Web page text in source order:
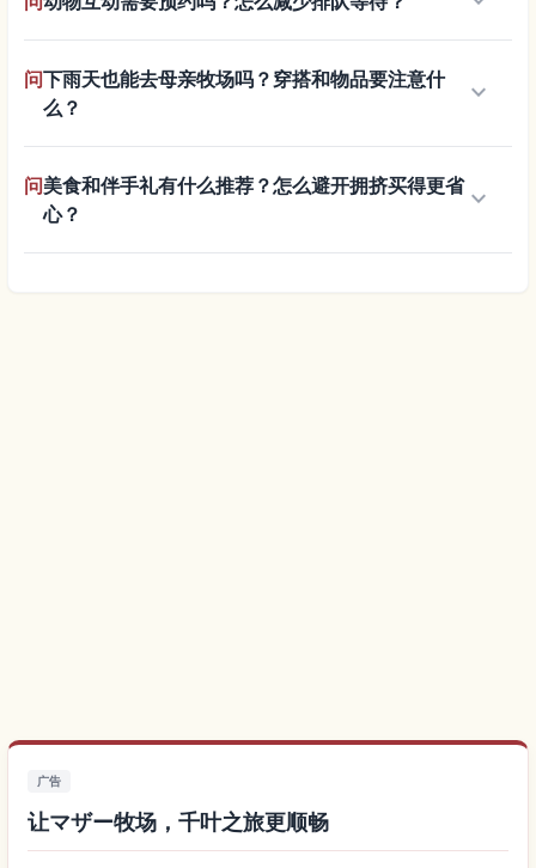
问下雨天也能去母亲牧场吗？穿搭和物品要注意什
么？
keyboard_arrow_down
问美食和伴手礼有什么推荐？怎么避开拥挤买得更省
心？
keyboard_arrow_down
广告
让マザー牧场，千叶之旅更顺畅